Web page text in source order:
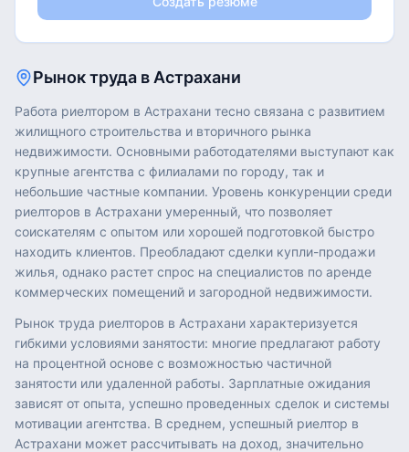
Рынок труда в Астрахани
Работа риелтором в Астрахани тесно связана с развитием
жилищного строительства и вторичного рынка
недвижимости. Основными работодателями выступают как
крупные агентства с филиалами по городу, так и
небольшие частные компании. Уровень конкуренции среди
риелторов в Астрахани умеренный, что позволяет
соискателям с опытом или хорошей подготовкой быстро
находить клиентов. Преобладают сделки купли-продажи
жилья, однако растет спрос на специалистов по аренде
коммерческих помещений и загородной недвижимости.
Рынок труда риелторов в Астрахани характеризуется
гибкими условиями занятости: многие предлагают работу
на процентной основе с возможностью частичной
занятости или удаленной работы. Зарплатные ожидания
зависят от опыта, успешно проведенных сделок и системы
мотивации агентства. В среднем, успешный риелтор в
Астрахани может рассчитывать на доход, значительно